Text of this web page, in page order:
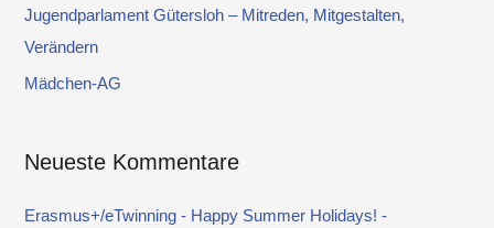
c
h
:
Jugendparlament Gütersloh – Mitreden, Mitgestalten,
Verändern
Mädchen-AG
Neueste Kommentare
Erasmus+/eTwinning - Happy Summer Holidays! -